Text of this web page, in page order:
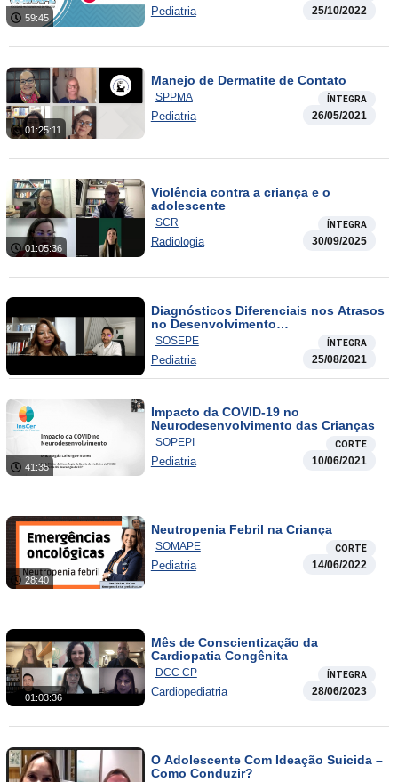
59:45 Pediatria 25/10/2022
01:25:11
Manejo de Dermatite de Contato
SPPMA ÍNTEGRA
Pediatria 26/05/2021
01:05:36
Violência contra a criança e o
adolescente
SCR ÍNTEGRA
Radiologia 30/09/2025
Diagnósticos Diferenciais nos Atrasos
no Desenvolvimento
Neuropsicomotor na Infância
SOSEPE ÍNTEGRA
Pediatria 25/08/2021
41:35
Impacto da COVID-19 no
Neurodesenvolvimento das Crianças
SOPEPI CORTE
Pediatria 10/06/2021
28:40
Neutropenia Febril na Criança
SOMAPE CORTE
Pediatria 14/06/2022
01:03:36
Mês de Conscientização da
Cardiopatia Congênita
DCC CP ÍNTEGRA
Cardiopediatria 28/06/2023
O Adolescente Com Ideação Suicida –
Como Conduzir?